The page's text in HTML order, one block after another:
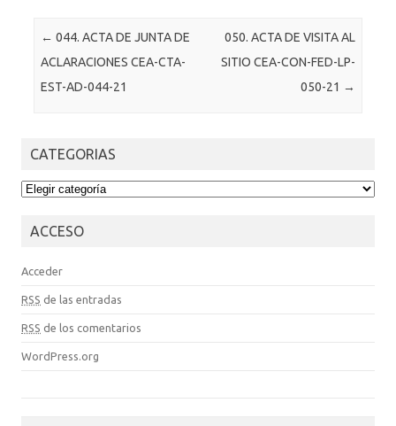
Post navigation
← 044. ACTA DE JUNTA DE
ACLARACIONES CEA-CTA-
EST-AD-044-21
050. ACTA DE VISITA AL
SITIO CEA-CON-FED-LP-
050-21 →
CATEGORIAS
CATEGORIAS
ACCESO
Acceder
RSS de las entradas
RSS de los comentarios
WordPress.org